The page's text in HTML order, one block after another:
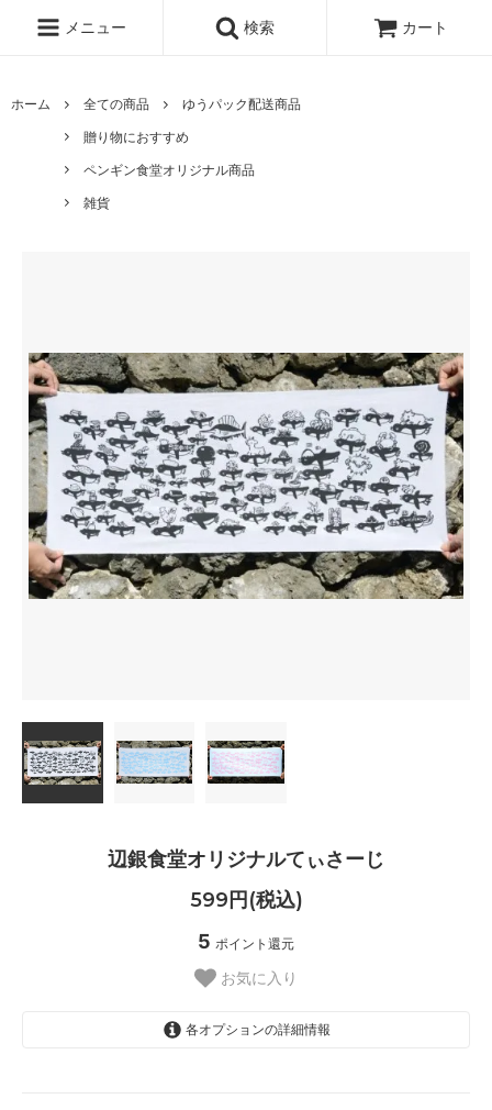
メニュー 検索 カート
ホーム 全ての商品
ゆうパック配送商品
贈り物におすすめ
ペンギン食堂オリジナル商品
雑貨
辺銀食堂オリジナルてぃさーじ
599円(税込)
5 ポイント還元
お気に入り
各オプションの詳細情報